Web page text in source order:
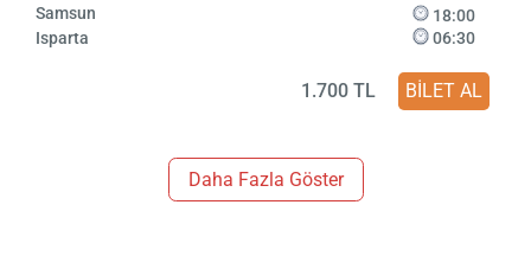
Samsun
Isparta
18:00
06:30
1.700 TL BİLET AL
Daha Fazla Göster